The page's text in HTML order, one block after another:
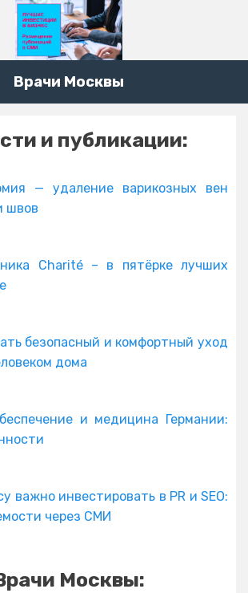
Врачи Москвы
и публикации:
— удаление варикозных вен
швов
Charité – в пятёрке лучших
безопасный и комфортный уход
дома
и медицина Германии:
важно инвестировать в PR и SEO:
через СМИ
Москвы: